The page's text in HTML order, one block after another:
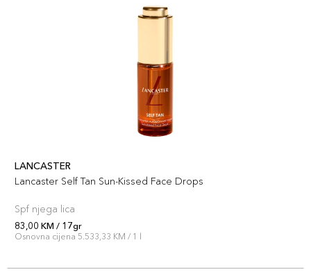
LANCASTER
Lancaster Self Tan Sun-Kissed Face Drops
Spf njega lica
83,00 KM / 17gr
Osnovna cijena 5.533,33 KM / 1 l